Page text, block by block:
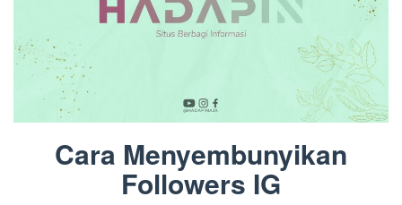
Cara Menyembunyikan
Followers IG